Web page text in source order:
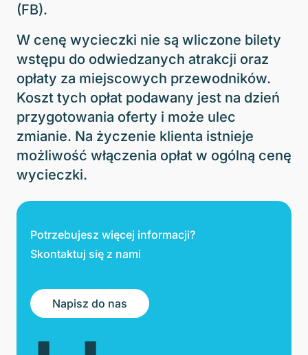
(FB).
W cenę wycieczki nie są wliczone bilety
wstępu do odwiedzanych atrakcji oraz
opłaty za miejscowych przewodników.
Koszt tych opłat podawany jest na dzień
przygotowania oferty i może ulec
zmianie. Na życzenie klienta istnieje
możliwość włączenia opłat w ogólną cenę
wycieczki.
Potrzebujesz więcej informacji?
Skontaktuj się z nami
Napisz do nas